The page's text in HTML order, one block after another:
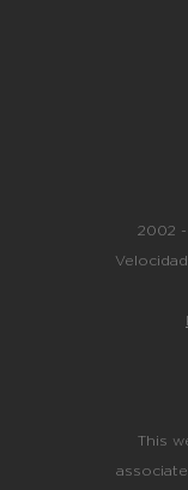
2002 -
This